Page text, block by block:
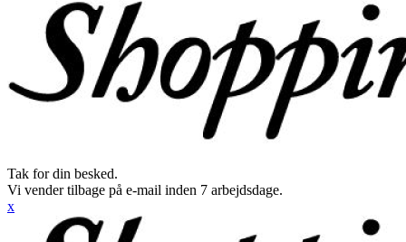
Tak for din besked.
Vi vender tilbage på e-mail inden 7 arbejdsdage.
x